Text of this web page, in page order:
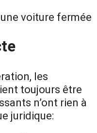
les
toujours être
n’ont rien à
juridique: